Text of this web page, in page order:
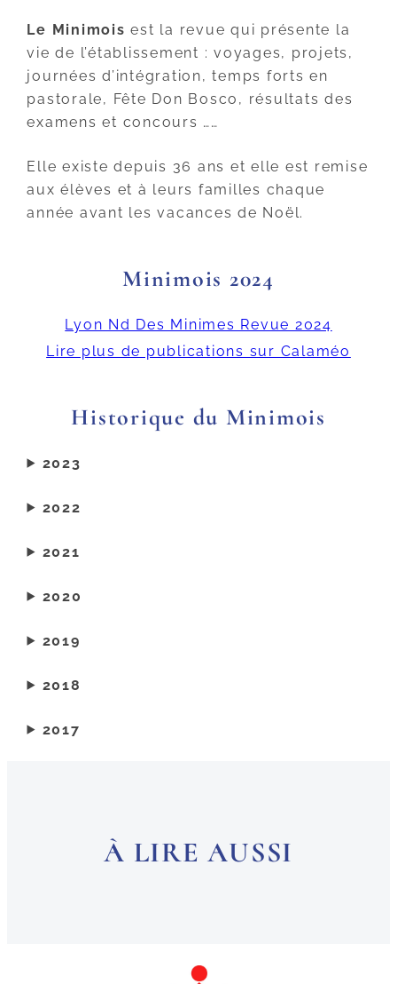
Le Minimois est la revue qui présente la
vie de l’établissement : voyages, projets,
journées d’intégration, temps forts en
pastorale, Fête Don Bosco, résultats des
examens et concours ……
Elle existe depuis 36 ans et elle est remise
aux élèves et à leurs familles chaque
année avant les vacances de Noël.
Minimois 2024
Lyon Nd Des Minimes Revue 2024
Lire plus de publications sur Calaméo
Historique du Minimois
2023
2022
2021
2020
2019
2018
2017
À LIRE AUSSI